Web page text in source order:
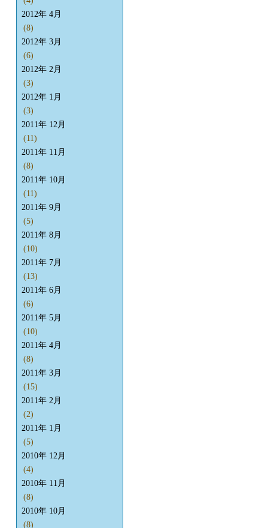
2012年 4月
(8)
2012年 3月
(6)
2012年 2月
(3)
2012年 1月
(3)
2011年 12月
(11)
2011年 11月
(8)
2011年 10月
(11)
2011年 9月
(5)
2011年 8月
(10)
2011年 7月
(13)
2011年 6月
(6)
2011年 5月
(10)
2011年 4月
(8)
2011年 3月
(15)
2011年 2月
(2)
2011年 1月
(5)
2010年 12月
(4)
2010年 11月
(8)
2010年 10月
(8)